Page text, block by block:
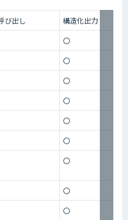
び出し
構造化出力
〇
〇
〇
〇
〇
〇
〇
〇
〇